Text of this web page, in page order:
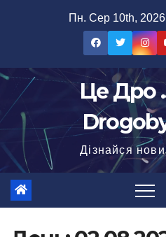
Пн. Сер 10th, 2026
Це Дро
Дізнайся